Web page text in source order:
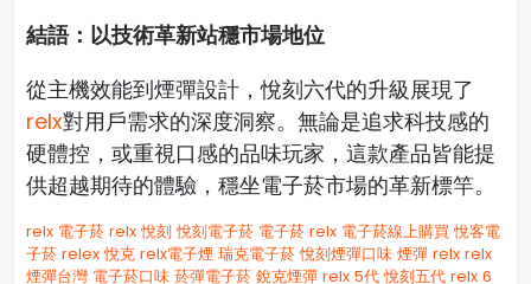
結語：以技術革新站穩市場地位
從主機效能到煙彈設計，悅刻六代的升級展現了
relx對用戶需求的深度洞察。無論是追求科技感的
硬體控，或重視口感的品味玩家，這款產品皆能提
供超越期待的體驗，穩坐電子菸市場的革新標竿。
relx 電子菸 relx 悅刻 悅刻電子菸 電子菸 relx 電子菸線上購買 悅客電
子菸 relex 悅克 relx電子煙 瑞克電子菸 悅刻煙彈口味 煙彈 relx relx
煙彈台灣 電子菸口味 菸彈電子菸 銳克煙彈 relx 5代 悅刻五代 relx 6